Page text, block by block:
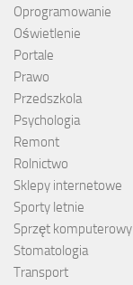
Oprogramowanie
Oświetlenie
Portale
Prawo
Przedszkola
Psychologia
Remont
Rolnictwo
Sklepy internetowe
Sporty letnie
Sprzęt komputerowy
Stomatologia
Transport